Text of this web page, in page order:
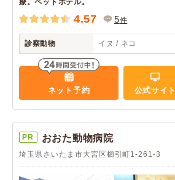
療。ペットホテル。
4.57 5件
診察動物 イヌ / ネコ
ネット予約 公式サイト
PR おおた動物病院
埼玉県さいたま市大宮区櫛引町1-261-3